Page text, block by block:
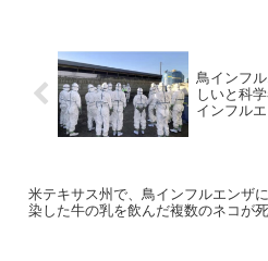
鳥インフ
しいと科
インフル
米テキサス州で、鳥インフルエンザ
染した牛の乳を飲んだ複数のネコが